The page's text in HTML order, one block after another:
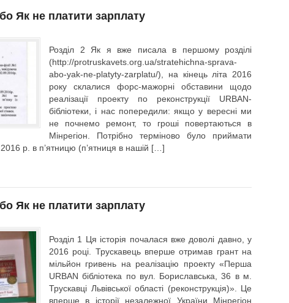
Як не платити зарплату
Розділ 2 Як я вже писала в першому розділі
(http://protruskavets.org.ua/stratehichna-sprava-
abo-yak-ne-platyty-zarplatu/), на кінець літа 2016
року склалися форс-мажорні обставини щодо
реалізації проекту по реконструкції URBAN-
бібліотеки, і нас попередили: якщо у вересні ми
не почнемо ремонт, то гроші повертаються в
Мінрегіон. Потрібно терміново було приймати
р. в п’ятницю (п’ятниця в нашій […]
Як не платити зарплату
Розділ 1 Ця історія почалася вже доволі давно, у
2016 році. Трускавець вперше отримав грант на
мільйон гривень на реалізацію проекту «Перша
URBAN бібліотека по вул. Бориславська, 36 в м.
Трускавці Львівської області (реконструкція)». Це
вперше в історії незалежної України Мінрегіон